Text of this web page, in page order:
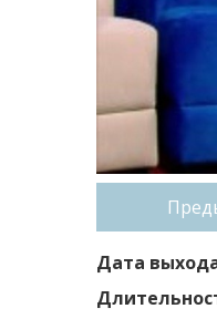
Дата